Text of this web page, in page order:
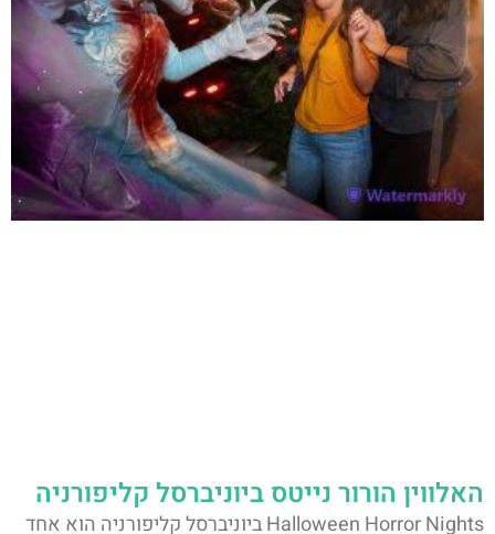
האלווין הורור נייטס ביוניברסל קליפורניה
Halloween Horror Nights ביוניברסל קליפורניה הוא אחד